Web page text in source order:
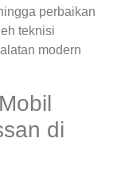
perbaikan
teknisi
modern
di